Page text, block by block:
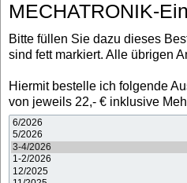
MECHATRONIK-
Bitte füllen Sie dazu dieses
sind fett markiert. Alle übrigen
Hiermit bestelle ich folgende
von jeweils 22,- € inklusive